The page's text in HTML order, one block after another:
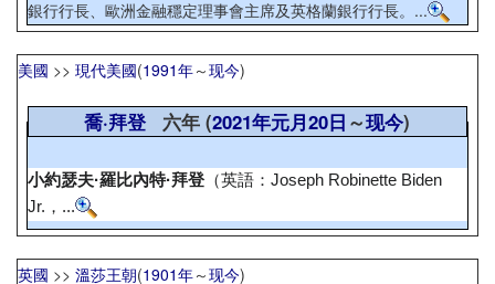
銀行行長、歐洲金融穩定理事會主席及英格蘭銀行行長。...
美國 >> 現代美國(1991年～现今)
喬·拜登 六年 (2021年元月20日 ～现今)
小約瑟夫·羅比內特·拜登 （英語：Joseph Robinette Biden
Jr. ，...
英國 >> 溫莎王朝(1901年～现今)